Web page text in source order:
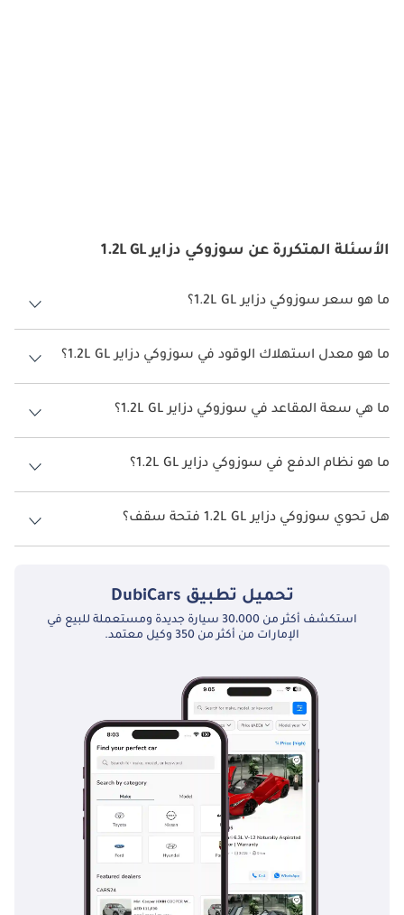
الأسئلة المتكررة عن سوزوكي دزاير 1.2L GL
ما هو سعر سوزوكي دزاير 1.2L GL؟
سعر سوزوكي دزاير 1.2L GL هو درهم 52,000.
ما هو معدل استهلاك الوقود في سوزوكي دزاير 1.2L GL؟
يبلغ معدل استهلاك الوقود المقترح من الشركة المصنعة لسيارة سوزوكي
دزاير 2026 من 16 كم/ليتر.
ما هي سعة المقاعد في سوزوكي دزاير 1.2L GL؟
تتسع سوزوكي دزاير 1.2L GL لأ 5 أشخاص.
ما هو نظام الدفع في سوزوكي دزاير 1.2L GL؟
نظام الدفع في سوزوكي دزاير Front Wheel Drive 1.2L GL.
هل تحوي سوزوكي دزاير 1.2L GL فتحة سقف؟
نعم توفر سوزوكي دزاير 1.2L GL فتحة السقف كخيار.
تحميل تطبيق DubiCars
استكشف أكثر من 30،000 سيارة جديدة ومستعملة للبيع في
الإمارات من أكثر من 350 وكيل معتمد.